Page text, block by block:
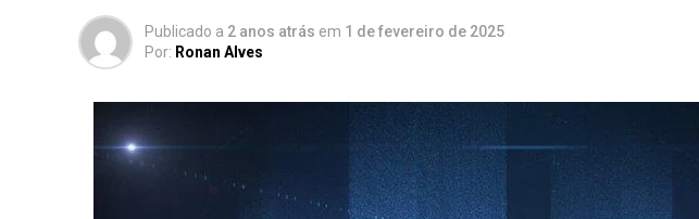
Publicado a 2 anos atrás em 1 de fevereiro de 2025
Por: Ronan Alves